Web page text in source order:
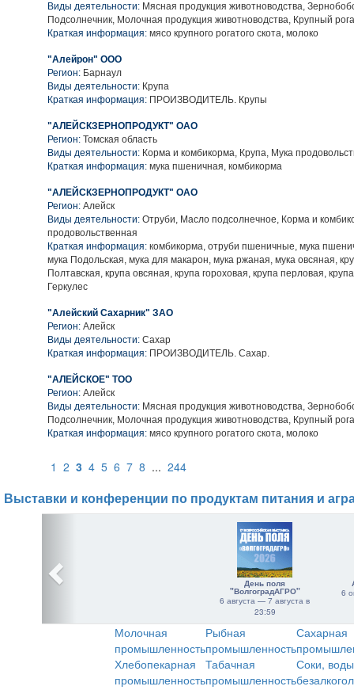
Виды деятельности: Мясная продукция животноводства,
Подсолнечник, Молочная продукция животноводства, Крупный
Краткая информация: мясо крупного рогатого скота, молоко
"Алейрон" ООО
Регион: Барнаул
Виды деятельности: Крупа
Краткая информация: ПРОИЗВОДИТЕЛЬ. Крупы
"АЛЕЙСКЗЕРНОПРОДУКТ" ОАО
Регион: Томская область
Виды деятельности: Корма и комбикорма, Крупа, Мука
Краткая информация: мука пшеничная, комбикорма
"АЛЕЙСКЗЕРНОПРОДУКТ" ОАО
Регион: Алейск
Виды деятельности: Отруби, Масло подсолнечное, Корма и
продовольственная
Краткая информация: комбикорма, отруби пшеничные, мука
мука Подольская, мука для макарон, мука ржаная, мука овсяная,
Полтавская, крупа овсяная, крупа гороховая, крупа перловая,
Геркулес
"Алейский Сахарник" ЗАО
Регион: Алейск
Виды деятельности: Сахар
Краткая информация: ПРОИЗВОДИТЕЛЬ. Сахар.
"АЛЕЙСКОЕ" ТОО
Регион: Алейск
Виды деятельности: Мясная продукция животноводства,
Подсолнечник, Молочная продукция животноводства, Крупный
Краткая информация: мясо крупного рогатого скота, молоко
1 2 3 4 5 6 7 8 ... 244
Выставки и конференции по продуктам питания и
День поля
"ВолгоградАГРО"
6 августа — 7 августа в
23:59
6
Молочная
промышленность
Рыбная
промышленность
Сахарная
Хлебопекарная
промышленность
Табачная
промышленность
Соки,